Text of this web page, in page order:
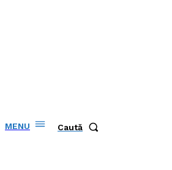
MENU Caută